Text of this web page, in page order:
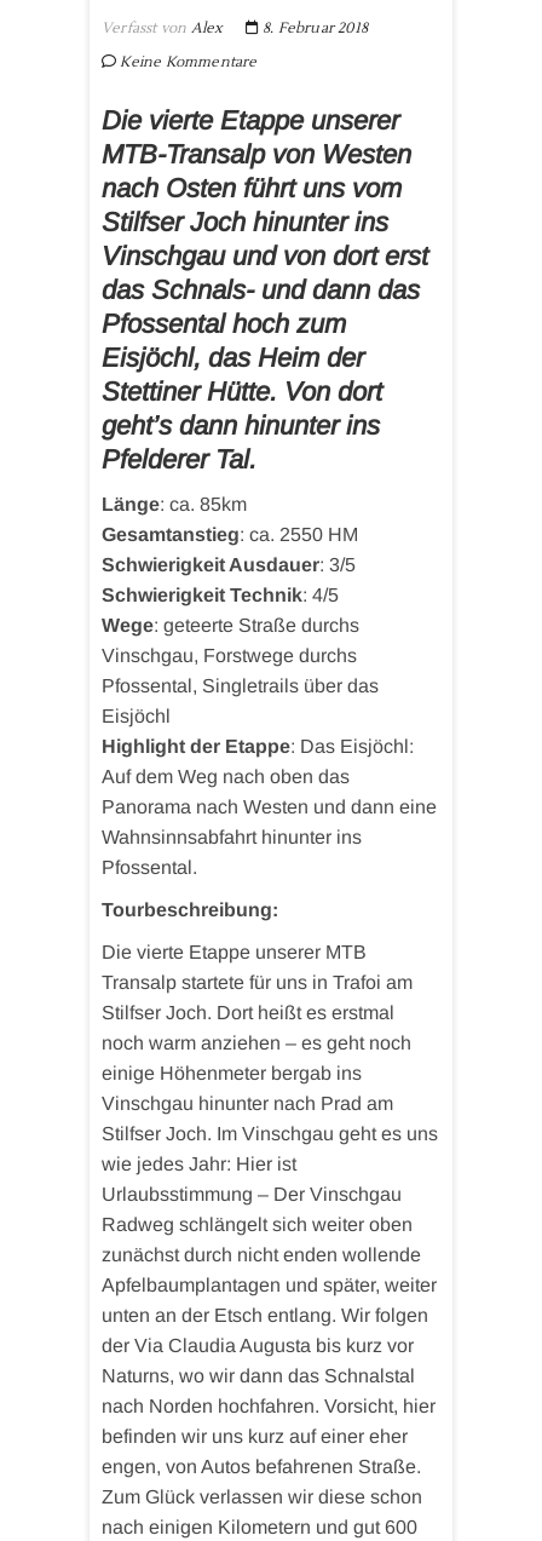
Verfasst von Alex
8. Februar 2018
Keine Kommentare
Die vierte Etappe unserer
MTB-Transalp von Westen
nach Osten führt uns vom
Stilfser Joch hinunter ins
Vinschgau und von dort erst
das Schnals- und dann das
Pfossental hoch zum
Eisjöchl, das Heim der
Stettiner Hütte. Von dort
geht’s dann hinunter ins
Pfelderer Tal.
Länge: ca. 85km
Gesamtanstieg: ca. 2550 HM
Schwierigkeit Ausdauer: 3/5
Schwierigkeit Technik: 4/5
Wege: geteerte Straße durchs
Vinschgau, Forstwege durchs
Pfossental, Singletrails über das
Eisjöchl
Highlight der Etappe: Das Eisjöchl:
Auf dem Weg nach oben das
Panorama nach Westen und dann eine
Wahnsinnsabfahrt hinunter ins
Pfossental.
Tourbeschreibung:
Die vierte Etappe unserer MTB
Transalp startete für uns in Trafoi am
Stilfser Joch. Dort heißt es erstmal
noch warm anziehen – es geht noch
einige Höhenmeter bergab ins
Vinschgau hinunter nach Prad am
Stilfser Joch. Im Vinschgau geht es uns
wie jedes Jahr: Hier ist
Urlaubsstimmung – Der Vinschgau
Radweg schlängelt sich weiter oben
zunächst durch nicht enden wollende
Apfelbaumplantagen und später, weiter
unten an der Etsch entlang. Wir folgen
der Via Claudia Augusta bis kurz vor
Naturns, wo wir dann das Schnalstal
nach Norden hochfahren. Vorsicht, hier
befinden wir uns kurz auf einer eher
engen, von Autos befahrenen Straße.
Zum Glück verlassen wir diese schon
nach einigen Kilometern und gut 600